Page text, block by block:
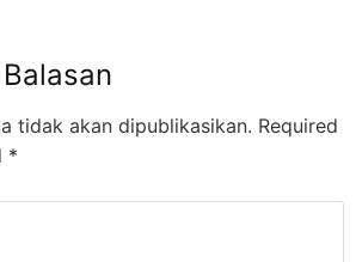
tidak akan dipublikasikan. Required
*